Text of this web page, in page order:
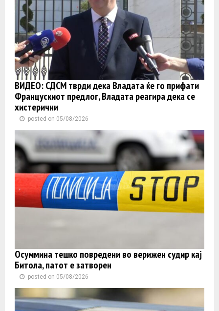
ВИДЕО: СДСМ тврди дека Владата ќе го прифати
Францускиот предлог, Владата реагира дека се
хистерични
posted on 05/08/2026
Осуммина тешко повредени во верижен судир кај
Битола, патот е затворен
posted on 05/08/2026